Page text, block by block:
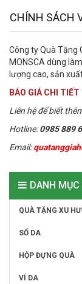
CHÍNH SÁCH
Công ty Quà Tặng
MONSCA dùng
lượng cao, sản
BÁO GIÁ CHI TIẾT
Liên hệ để biết
Hotline: 0985 889
Email:
DANH
QUÀ TẶNG XU
SỔ DA
HỘP ĐỰNG QUÀ
VÍ DA